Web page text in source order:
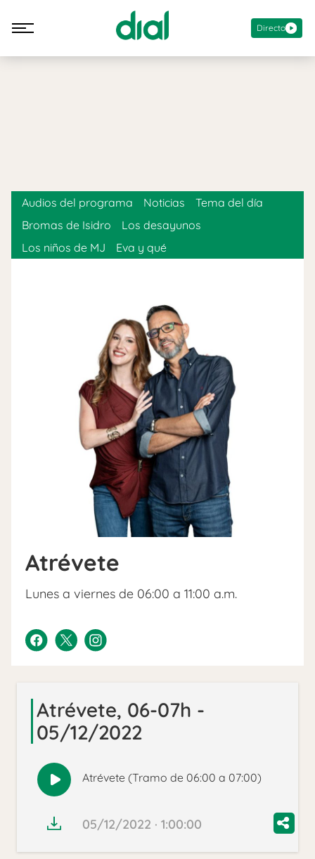
Directo
Atrévete
Lunes a viernes de 06:00 a 11:00 a.m.
Audios del programa Noticias
Tema del día
Bromas de Isidro
Los desayunos
Los niños de MJ
Eva y qué
Atrévete, 06-07h -
05/12/2022
Reproducir
audio
Atrévete (Tramo de 06:00 a 07:00)
05/12/2022 · 1:00:00